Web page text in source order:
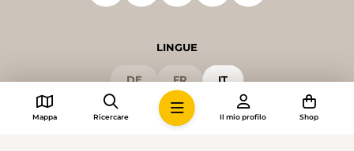
LINGUE
DE FR IT
Mappa Ricercare Il mio profilo Shop